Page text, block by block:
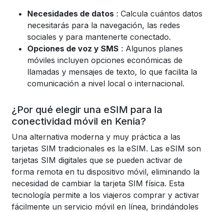
Necesidades de datos : Calcula cuántos datos
necesitarás para la navegación, las redes
sociales y para mantenerte conectado.
Opciones de voz y SMS : Algunos planes
móviles incluyen opciones económicas de
llamadas y mensajes de texto, lo que facilita la
comunicación a nivel local o internacional.
¿Por qué elegir una eSIM para la
conectividad móvil en Kenia?
Una alternativa moderna y muy práctica a las
tarjetas SIM tradicionales es la eSIM. Las eSIM son
tarjetas SIM digitales que se pueden activar de
forma remota en tu dispositivo móvil, eliminando la
necesidad de cambiar la tarjeta SIM física. Esta
tecnología permite a los viajeros comprar y activar
fácilmente un servicio móvil en línea, brindándoles